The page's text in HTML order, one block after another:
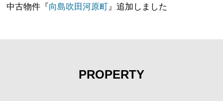
中古物件『向島吹田河原町』追加しました
PROPERTY